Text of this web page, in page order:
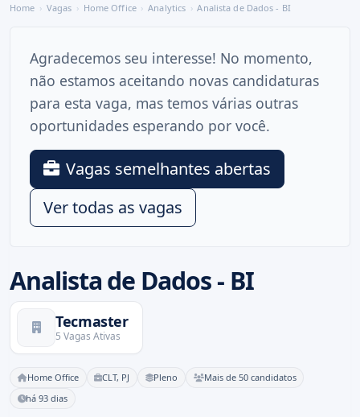
Home Vagas Home Office Analytics Analista de Dados - BI
Analista de Dados - BI
Tecmaster
5 Vagas Ativas
Home Office CLT, PJ Pleno
Mais de 50 candidatos
há 93 dias
Agradecemos seu interesse! No momento,
não estamos aceitando novas candidaturas
para esta vaga, mas temos várias outras
oportunidades esperando por você.
Vagas semelhantes abertas
Ver todas as vagas